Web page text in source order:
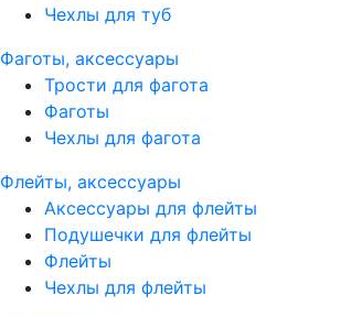
Чехлы для туб
Фаготы, аксессуары
Трости для фагота
Фаготы
Чехлы для фагота
Флейты, аксессуары
Аксессуары для флейты
Подушечки для флейты
Флейты
Чехлы для флейты